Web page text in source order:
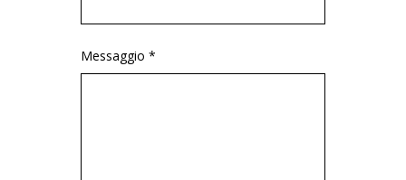
Messaggio *